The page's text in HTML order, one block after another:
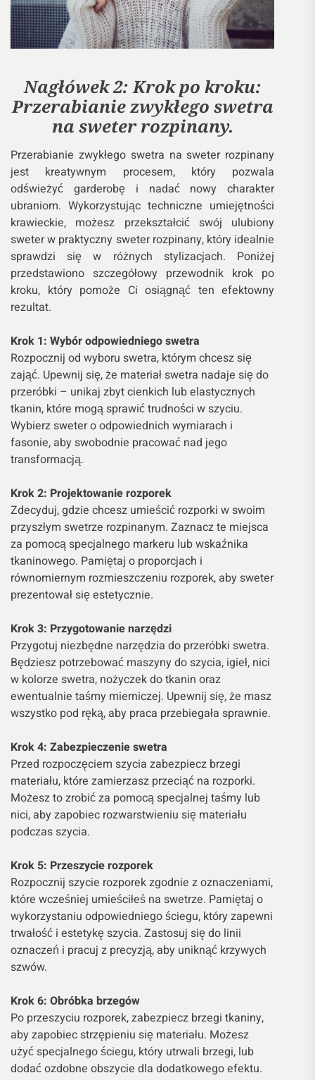
Nagłówek 2: Krok po kroku:
Przerabianie zwykłego swetra
na sweter rozpinany.
Przerabianie zwykłego swetra na sweter rozpinany
jest kreatywnym procesem, który pozwala
odświeżyć garderobę i nadać nowy charakter
ubraniom. Wykorzystując techniczne umiejętności
krawieckie, możesz przekształcić swój ulubiony
sweter w praktyczny sweter rozpinany, który idealnie
sprawdzi się w różnych stylizacjach. Poniżej
przedstawiono szczegółowy przewodnik krok po
kroku, który pomoże Ci osiągnąć ten efektowny
rezultat.
Krok 1: Wybór odpowiedniego swetra
Rozpocznij od wyboru swetra, którym chcesz się
zająć. Upewnij się, że materiał swetra nadaje się do
przeróbki – unikaj zbyt cienkich lub elastycznych
tkanin, które mogą sprawić trudności w szyciu.
Wybierz sweter o odpowiednich wymiarach i
fasonie, aby swobodnie pracować nad jego
transformacją.
Krok 2: Projektowanie rozporek
Zdecyduj, gdzie chcesz umieścić rozporki w swoim
przyszłym swetrze rozpinanym. Zaznacz te miejsca
za pomocą specjalnego markeru lub wskaźnika
tkaninowego. Pamiętaj o proporcjach i
równomiernym rozmieszczeniu rozporek, aby sweter
prezentował się estetycznie.
Krok 3: Przygotowanie narzędzi
Przygotuj niezbędne narzędzia do przeróbki swetra.
Będziesz potrzebować maszyny do szycia, igieł, nici
w kolorze swetra, nożyczek do tkanin oraz
ewentualnie taśmy mierniczej. Upewnij się, że masz
wszystko pod ręką, aby praca przebiegała sprawnie.
Krok 4: Zabezpieczenie swetra
Przed rozpoczęciem szycia zabezpiecz brzegi
materiału, które zamierzasz przeciąć na rozporki.
Możesz to zrobić za pomocą specjalnej taśmy lub
nici, aby zapobiec rozwarstwieniu się materiału
podczas szycia.
Krok 5: Przeszycie rozporek
Rozpocznij szycie rozporek zgodnie z oznaczeniami,
które wcześniej umieściłeś na swetrze. Pamiętaj o
wykorzystaniu odpowiedniego ściegu, który zapewni
trwałość i estetykę szycia. Zastosuj się do linii
oznaczeń i pracuj z precyzją, aby uniknąć krzywych
szwów.
Krok 6: Obróbka brzegów
Po przeszyciu rozporek, zabezpiecz brzegi tkaniny,
aby zapobiec strzępieniu się materiału. Możesz
użyć specjalnego ściegu, który utrwali brzegi, lub
dodać ozdobne obszycie dla dodatkowego efektu.